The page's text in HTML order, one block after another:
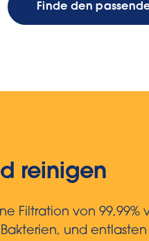
Finde den
reinigen
Filtration von
und